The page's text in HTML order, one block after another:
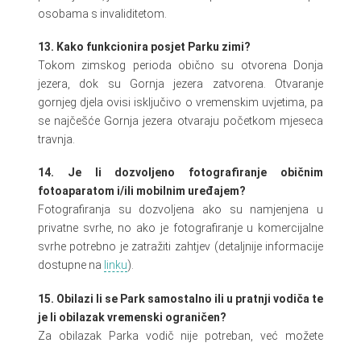
osobama s invaliditetom.
13. Kako funkcionira posjet Parku zimi?
Tokom zimskog perioda obično su otvorena Donja
jezera, dok su Gornja jezera zatvorena. Otvaranje
gornjeg djela ovisi isključivo o vremenskim uvjetima, pa
se najčešće Gornja jezera otvaraju početkom mjeseca
travnja.
14. Je li dozvoljeno fotografiranje običnim
fotoaparatom i/ili mobilnim uređajem?
Fotografiranja su dozvoljena ako su namjenjena u
privatne svrhe, no ako je fotografiranje u komercijalne
svrhe potrebno je zatražiti zahtjev (detaljnije informacije
dostupne na linku).
15. Obilazi li se Park samostalno ili u pratnji vodiča te
je li obilazak vremenski ograničen?
Za obilazak Parka vodič nije potreban, već možete